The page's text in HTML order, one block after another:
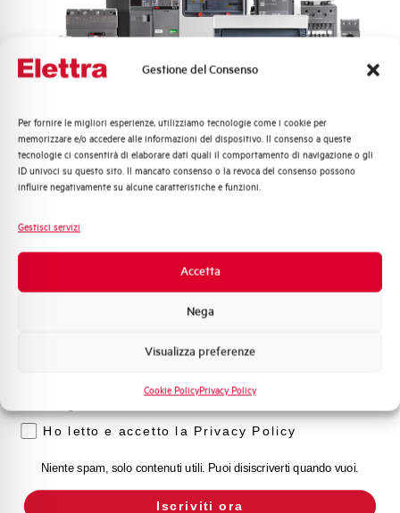
Gestione del Consenso
Per fornire le migliori esperienze, utilizziamo tecnologie come i cookie per
memorizzare e/o accedere alle informazioni del dispositivo. Il consenso a queste
tecnologie ci consentirà di elaborare dati quali il comportamento di navigazione o gli
ID univoci su questo sito. Il mancato consenso o la revoca del consenso possono
influire negativamente su alcune caratteristiche e funzioni.
Gestisci servizi
Accetta
Nega
Visualizza preferenze
Cookie PolicyPrivacy Policy
Quali argomenti ti interessano di più?
Distribuzione di Energia
Automazione Industriale
Sistema Quadri
Promozioni e offerte
Formazione tecnica
Voglio ricevere aggiornamenti, novità di
Ho letto e accetto la Privacy Policy
Niente spam, solo contenuti utili. Puoi disiscriverti quando vuoi.
Iscriviti ora